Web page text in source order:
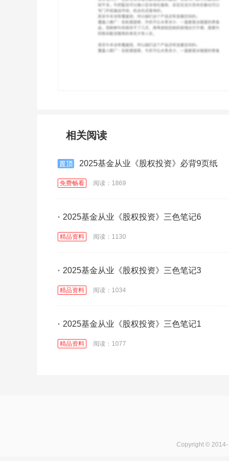
相关阅读
2025基金从业《股权投资》必背9页纸
免费畅看 阅读：1869
· 2025基金从业《股权投资》三色笔记6
精品资料 阅读：1130
· 2025基金从业《股权投资》三色笔记3
精品资料 阅读：1034
· 2025基金从业《股权投资》三色笔记1
精品资料 阅读：1077
Copyright © 2014-